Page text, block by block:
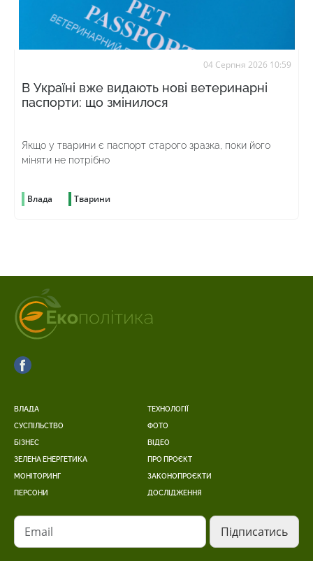
04 Серпня 2026 10:59
В Україні вже видають нові ветеринарні
паспорти: що змінилося
Якщо у тварини є паспорт старого зразка, поки його
міняти не потрібно
Влада Тварини
ВЛАДА
СУСПІЛЬСТВО
БІЗНЕС
ЗЕЛЕНА ЕНЕРГЕТИКА
МОНІТОРИНГ
ПЕРСОНИ
ТЕХНОЛОГІЇ
ФОТО
ВІДЕО
ПРО ПРОЄКТ
ЗАКОНОПРОЄКТИ
ДОСЛІДЖЕННЯ
Email